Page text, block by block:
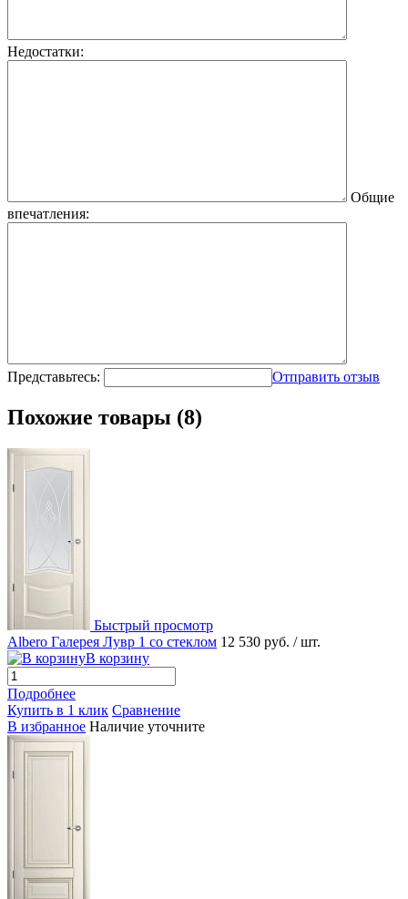
Недостатки:
Общие
впечатления:
Представьтесь: Отправить отзыв
Похожие товары (8)
Быстрый просмотр
Albero Галерея Лувр 1 со стеклом 12 530 руб. / шт.
В корзину
Подробнее
Купить в 1 клик Сравнение
В избранное Наличие уточните